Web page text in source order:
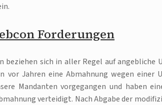
Forderungen
beziehen sich in aller Regel auf angebliche
vor Jahren eine Abmahnung wegen einer
Mandanten vorgegangen und haben
verteidigt. Nach Abgabe der